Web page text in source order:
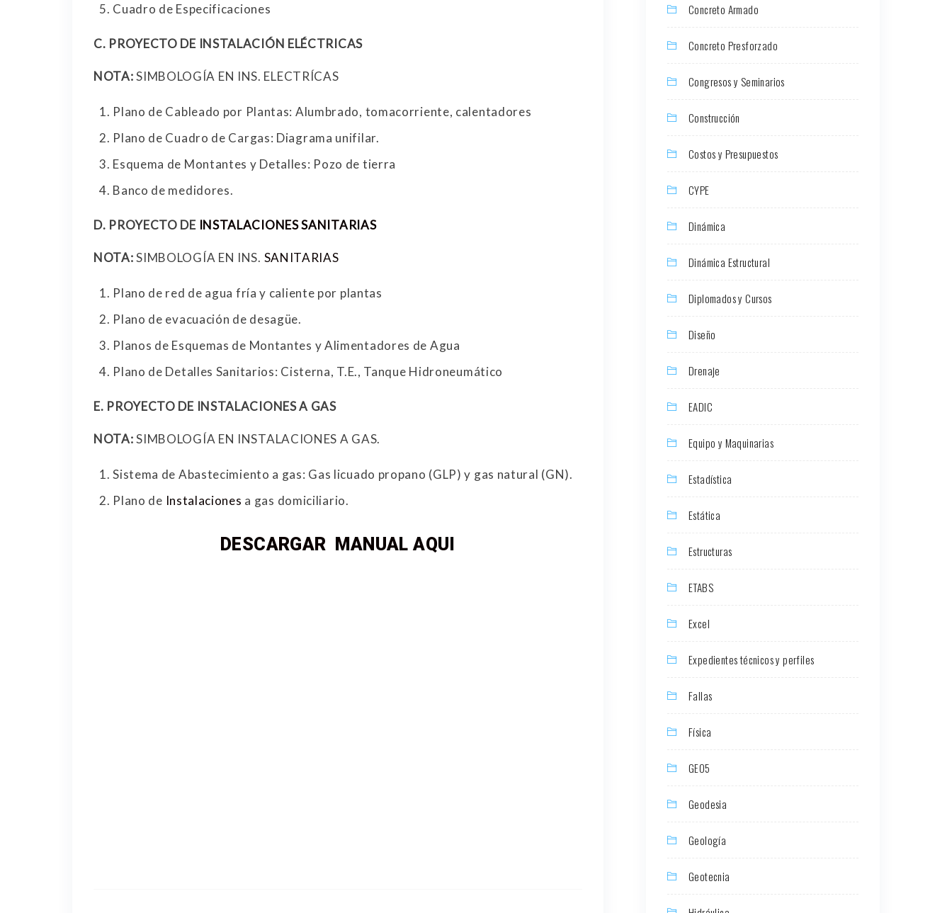
Cuadro de Especificaciones
C. PROYECTO DE INSTALACIÓN ELÉCTRICAS
NOTA:SIMBOLOGÍA EN INS. ELECTRÍCAS
Plano de Cableado por Plantas: Alumbrado, tomacorriente, calentadores
Plano de Cuadro de Cargas: Diagrama unifilar.
Esquema de Montantes y Detalles: Pozo de tierra
Banco de medidores.
D. PROYECTO DE INSTALACIONES SANITARIAS
NOTA:SIMBOLOGÍA EN INS. SANITARIAS
Plano de red de agua fría y caliente por plantas
Plano de evacuación de desagüe.
Planos de Esquemas de Montantes y Alimentadores de Agua
Plano de Detalles Sanitarios: Cisterna, T.E., Tanque Hidroneumático
E. PROYECTO DE INSTALACIONES A GAS
NOTA:SIMBOLOGÍA EN INSTALACIONES A GAS.
Sistema de Abastecimiento a gas: Gas licuado propano (GLP) y gas natural (GN).
Plano de Instalaciones a gas domiciliario.
DESCARGAR MANUAL AQUI
Concreto Armado
Concreto Presforzado
Congresos y Seminarios
Construcción
Costos y Presupuestos
CYPE
Dinámica
Dinámica Estructural
Diplomados y Cursos
Diseño
Drenaje
EADIC
Equipo y Maquinarias
Estadística
Estática
Estructuras
ETABS
Excel
Expedientes técnicos y perfiles
Fallas
Física
GEO5
Geodesia
Geología
Geotecnia